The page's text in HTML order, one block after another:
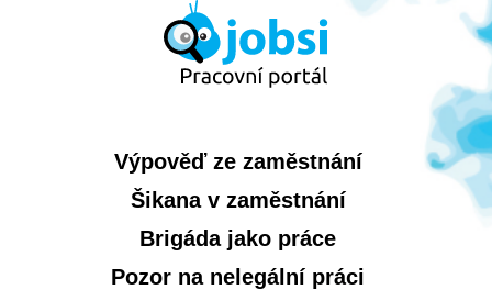
Výpověď ze zaměstnání
Šikana v zaměstnání
Brigáda jako práce
Pozor na nelegální práci